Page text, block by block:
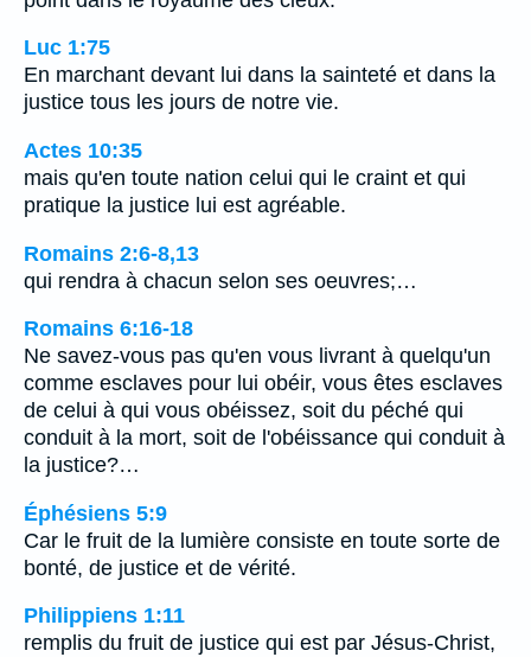
Luc 1:75
En marchant devant lui dans la sainteté et dans la
justice tous les jours de notre vie.
Actes 10:35
mais qu'en toute nation celui qui le craint et qui
pratique la justice lui est agréable.
Romains 2:6-8,13
qui rendra à chacun selon ses oeuvres;…
Romains 6:16-18
Ne savez-vous pas qu'en vous livrant à quelqu'un
comme esclaves pour lui obéir, vous êtes esclaves
de celui à qui vous obéissez, soit du péché qui
conduit à la mort, soit de l'obéissance qui conduit à
la justice?…
Éphésiens 5:9
Car le fruit de la lumière consiste en toute sorte de
bonté, de justice et de vérité.
Philippiens 1:11
remplis du fruit de justice qui est par Jésus-Christ,